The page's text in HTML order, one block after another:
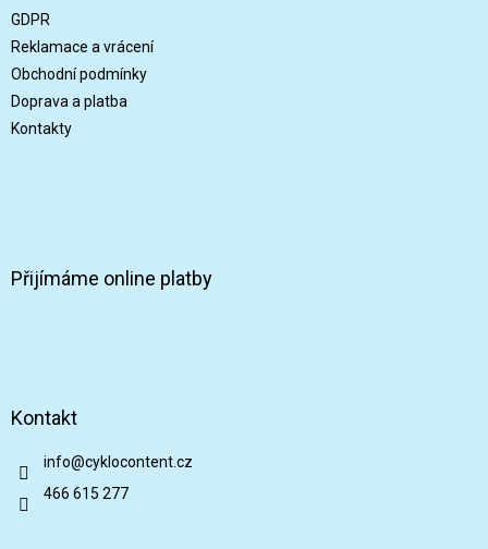
GDPR
Reklamace a vrácení
Obchodní podmínky
Doprava a platba
Kontakty
Přijímáme online platby
Kontakt
info@cyklocontent.cz
466 615 277